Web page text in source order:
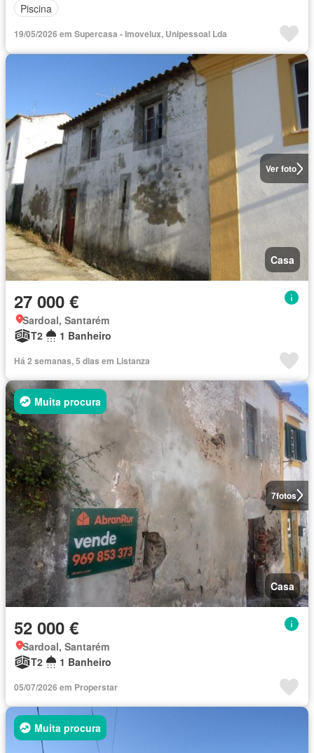
Piscina
19/05/2026 em Supercasa - Imovelux, Unipessoal Lda
Ver foto
Casa
27 000 €
Sardoal, Santarém
T2
1 Banheiro
Há 2 semanas, 5 dias em Listanza
7fotos
Muita procura
Casa
52 000 €
Sardoal, Santarém
T2
1 Banheiro
05/07/2026 em Properstar
Muita procura